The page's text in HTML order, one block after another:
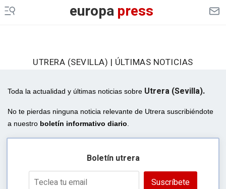
europapress
UTRERA (SEVILLA) | ÚLTIMAS NOTICIAS
Toda la actualidad y últimas noticias sobre Utrera (Sevilla).
No te pierdas ninguna noticia relevante de Utrera suscribiéndote
a nuestro boletín informativo diario
Boletín utrera
Suscríbete